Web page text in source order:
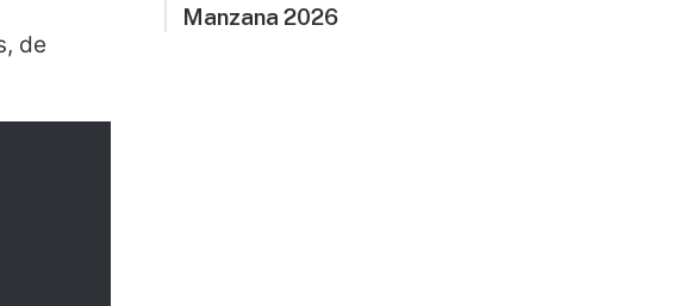
de
Manzana 2026